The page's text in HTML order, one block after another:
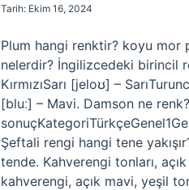
Tarih: Ekim 16, 2024
Plum hangi renktir? koyu mor
nelerdir? İngilizcedeki birincil
KırmızıSarı [jeloʊ] –
[bluː] – Mavi. Damson ne
Şeftali rengi hangi tene
tende. Kahverengi tonları,
kahverengi, açık mavi, yeşil